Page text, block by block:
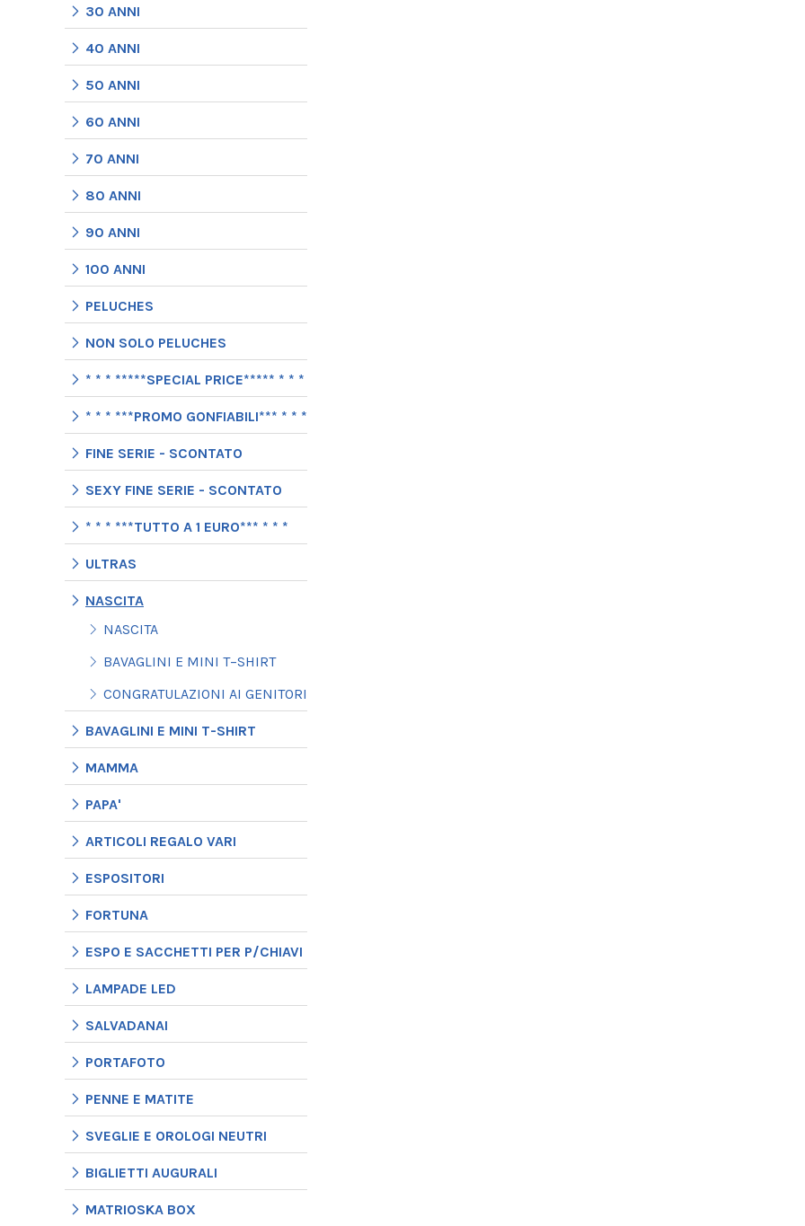
30 ANNI
40 ANNI
50 ANNI
60 ANNI
70 ANNI
80 ANNI
90 ANNI
100 ANNI
PELUCHES
NON SOLO PELUCHES
* * * *****SPECIAL PRICE***** * * *
* * * ***PROMO GONFIABILI*** * * *
FINE SERIE - SCONTATO
SEXY FINE SERIE - SCONTATO
* * * ***TUTTO A 1 EURO*** * * *
ULTRAS
NASCITA
NASCITA
BAVAGLINI E MINI T−SHIRT
CONGRATULAZIONI AI GENITORI
BAVAGLINI E MINI T-SHIRT
MAMMA
PAPA'
ARTICOLI REGALO VARI
ESPOSITORI
FORTUNA
ESPO E SACCHETTI PER P/CHIAVI
LAMPADE LED
SALVADANAI
PORTAFOTO
PENNE E MATITE
SVEGLIE E OROLOGI NEUTRI
BIGLIETTI AUGURALI
MATRIOSKA BOX